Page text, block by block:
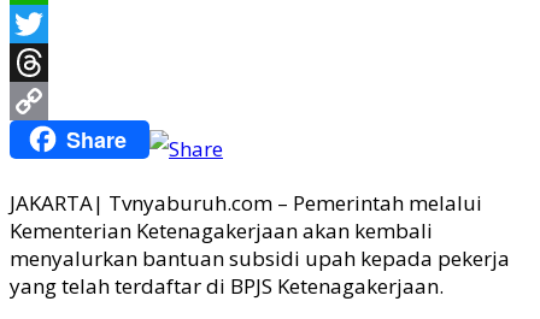
WhatsApp
Twitter
Threads
Copy Share
JAKARTA| Tvnyaburuh.com – Pemerintah melalui
Kementerian Ketenagakerjaan akan kembali
menyalurkan bantuan subsidi upah kepada pekerja
yang telah terdaftar di BPJS Ketenagakerjaan.